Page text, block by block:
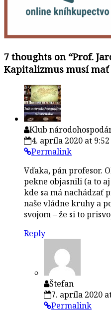
7 thoughts on “Prof.
Kapitalizmus musí
Klub
4. apríla 2020 at 9:52
Permalink
Vďaka, pán profesor.
pekne objasnili (a to
kde sa má nachádzať
naše vládne kruhy a
svojom – že si to
Reply
Štefan
7. apríla 2020
Permalink